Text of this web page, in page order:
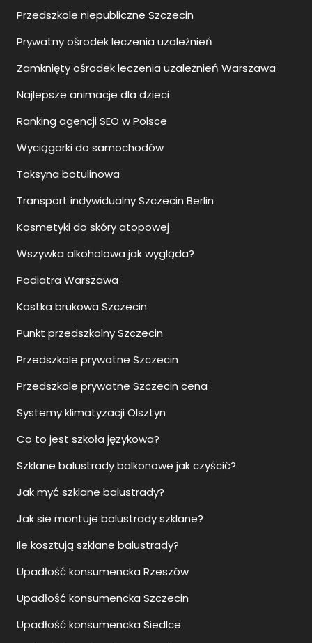
Przedszkole niepubliczne Szczecin
Prywatny ośrodek leczenia uzależnień
Zamknięty ośrodek leczenia uzależnień Warszawa
Najlepsze animacje dla dzieci
Ranking agencji SEO w Polsce
Wyciągarki do samochodów
Toksyna botulinowa
Transport indywidualny Szczecin Berlin
Kosmetyki do skóry atopowej
Wszywka alkoholowa jak wygląda?
Podiatra Warszawa
Kostka brukowa Szczecin
Punkt przedszkolny Szczecin
Przedszkole prywatne Szczecin
Przedszkole prywatne Szczecin cena
Systemy klimatyzacji Olsztyn
Co to jest szkoła językowa?
Szklane balustrady balkonowe jak czyścić?
Jak myć szklane balustrady?
Jak sie montuje balustrady szklane?
Ile kosztują szklane balustrady?
Upadłość konsumencka Rzeszów
Upadłość konsumencka Szczecin
Upadłość konsumencka Siedlce